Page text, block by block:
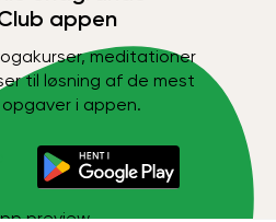
appen
meditationer
til løsning af de mest
i appen.